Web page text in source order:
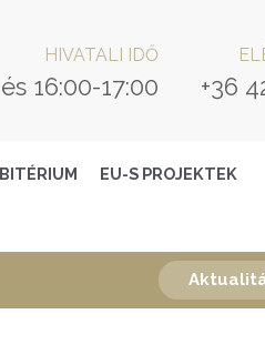
HIVATALI IDŐ
16:00-17:00 +36
EU-S PROJEKTEK